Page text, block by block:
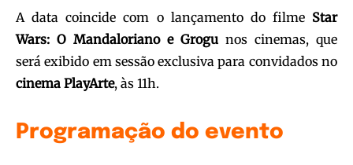
A data coincide com o lançamento do filme Star
Wars: O Mandaloriano e Grogu nos cinemas, que
será exibido em sessão exclusiva para convidados no
cinema PlayArte, às 11h.
Programação do evento